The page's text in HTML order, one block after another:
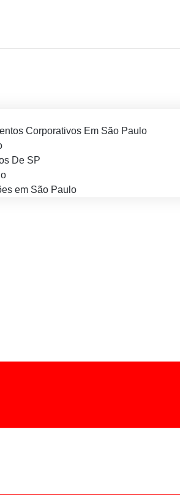
Corporativos Em São Paulo
De SP
em São Paulo